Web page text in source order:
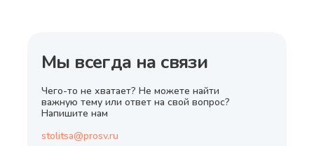
Чего-то не хватает? Не можете найти
важную тему или ответ на свой вопрос?
Напишите нам
stolitsa@prosv.ru
Мы всегда на связи